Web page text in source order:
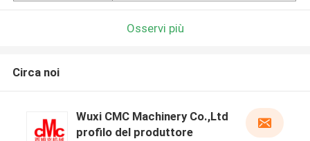
Osservi più
Circa noi
Wuxi CMC Machinery Co.,Ltd
profilo del produttore